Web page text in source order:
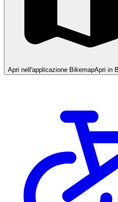
Apri nell'applicazione BikemapApri in